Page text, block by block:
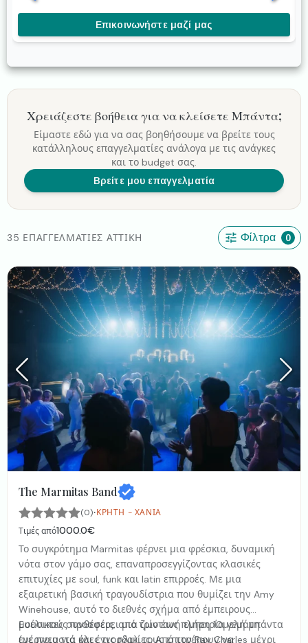
Επικοινωνήστε μαζί μας
Χρειάζεστε βοήθεια για να κλείσετε Μπάντα;
Είμαστε εδώ για να σας βοηθήσουμε να βρείτε τους
κατάλληλους επαγγελματίες ανάλογα με τις ανάγκες
και το budget σας.
Βρείτε μου επαγγελματία
35 ΕΠΑΓΓΕΛΜΑΤΊΕΣ ΑΤΤΙΚΉ Φίλτρα 0
The Marmitas Band
(0)·ΚΡΉΤΗ - ΧΑΝΙΆ
Τιμές από1000.0€
Το συγκρότημα Marmitas φέρνει μια φρέσκια, δυναμική
νότα στον γάμο σας, επαναπροσεγγίζοντας κλασικές
επιτυχίες με soul, funk και latin επιρροές. Με μια
εξαιρετική βασική τραγουδίστρια που θυμίζει την Amy
Winehouse, αυτό το διεθνές σχήμα από έμπειρους
μουσικούς προσφέρει μια ζωντανή εμπειρία γεμάτη
ενέργεια για όλες τις ηλικίες. Από τον Ray Charles μέχρι
Ευέλικτες συνθέσεις, από τρίο έως πλήρη 10μελή μπάντα
(με πνευστά και έγχορδα), τους επιτρέπουν να